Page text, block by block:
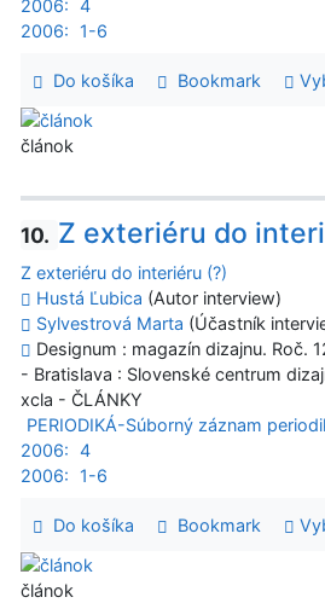
2006: 4
2006:
1-6
Do košíka Bookmark
článok
10. Z exteriéru do
Z exteriéru do interiéru (?)
Hustá Ľubica (Autor interview)
Sylvestrová Marta (Účastník
Designum : magazín dizajnu. Roč.
- Bratislava : Slovenské centrum
xcla - ČLÁNKY
PERIODIKÁ-Súborný záznam
2006: 4
2006:
1-6
Do košíka Bookmark
článok